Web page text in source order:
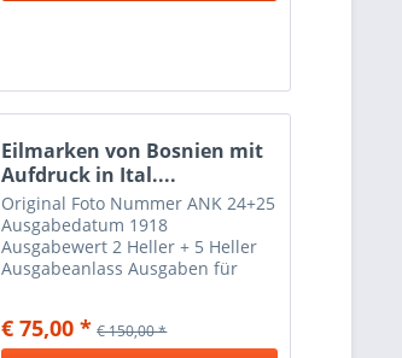
Eilmarken von Bosnien mit
Aufdruck in Ital....
Original Foto Nummer ANK 24+25
Ausgabedatum 1918
Ausgabewert 2 Heller + 5 Heller
Ausgabeanlass Ausgaben für
€ 75,00 * € 150,00 *